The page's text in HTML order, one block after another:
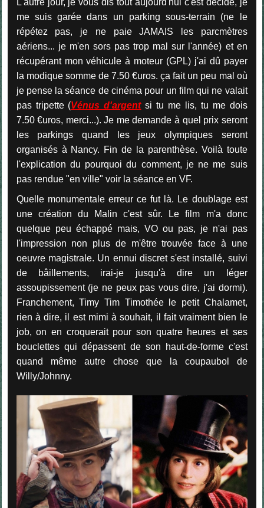
L'autre jour, je vous dis tout aujourd'hui c'est décidé, je
me suis garée dans un parking sous-terrain (ne le
répétez pas, je ne paie JAMAIS les parcmètres
aériens... je m'en sors pas trop mal sur l'année) et en
récupérant mon véhicule à moteur (GPL) j'ai dû payer
la modique somme de 7.50 €uros. ça fait un peu mal où
je pense la séance de cinéma pour un film qui ne valait
pas tripette (Vénus d'argentsi tu me lis, tu me dois
7.50 €uros, merci...). Je me demande à quel prix seront
les parkings quand les jeux olympiques seront
organisés à Nancy. Fin de la parenthèse. Voilà toute
l'explication du pourquoi du comment, je ne me suis
pas rendue "en ville" voir la séance en VF.
Quelle monumentale erreur ce fut là. Le doublage est
une création du Malin c'est sûr. Le film m'a donc
quelque peu échappé mais, VO ou pas, je n'ai pas
l'impression non plus de m'être trouvée face à une
oeuvre magistrale. Un ennui discret s'est installé, suivi
de bâillements, irai-je jusqu'à dire un léger
assoupissement (je ne peux pas vous dire, j'ai dormi).
Franchement, Timy Tim Timothée le petit Chalamet,
rien à dire, il est mimi à souhait, il fait vraiment bien le
job, on en croquerait pour son quatre heures et ses
bouclettes qui dépassent de son haut-de-forme c'est
quand même autre chose que la coupaubol de
Willy/Johnny.